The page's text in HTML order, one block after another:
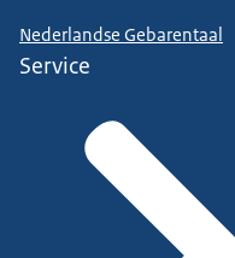
Nederlandse Gebarentaal
Service